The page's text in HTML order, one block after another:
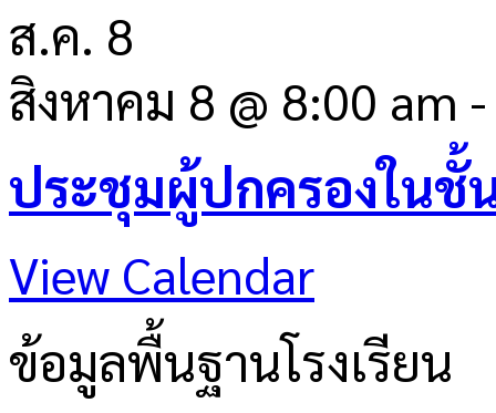
ส.ค. 8
สิงหาคม 8 @ 8:00 am
ประชุมผู้ปกครองในชั้
View Calendar
ข้อมูลพื้นฐานโรงเรียน